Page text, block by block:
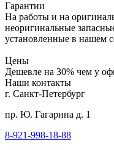
Гарантии
На работы и на
неоригинальные
установленные в нашем
Цены
Дешевле на 30% чем у
Наши контакты
г. Санкт-Петербург
пр. Ю. Гагарина д. 1
8-921-998-18-88